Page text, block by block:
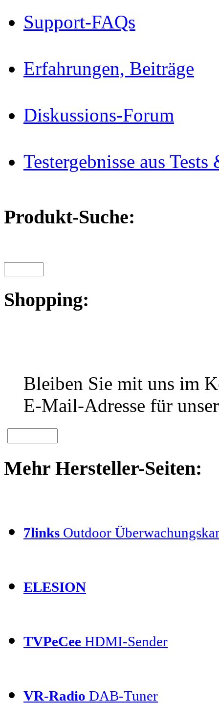
Support-FAQs
Erfahrungen, Beiträge
Diskussions-Forum
Testergebnisse aus
Produkt-Suche:
Shopping:
Bleiben Sie mit uns im
E-Mail-Adresse für
Mehr Hersteller-Seiten:
7links Outdoor
ELESION
TVPeCee HDMI-Sender
VR-Radio DAB-Tuner